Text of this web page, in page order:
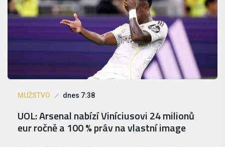
MUŽSTVO dnes 7:38
UOL: Arsenal nabízí Viníciusovi 24 milionů
eur ročně a 100 % práv na vlastní image